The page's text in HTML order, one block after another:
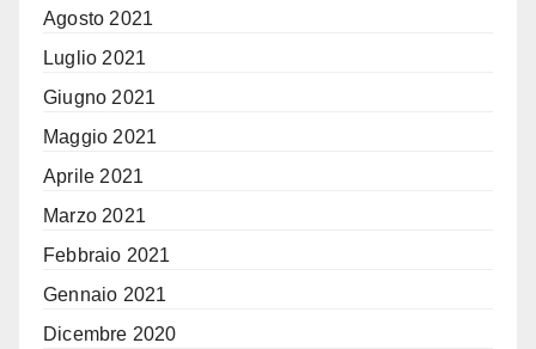
Agosto 2021
Luglio 2021
Giugno 2021
Maggio 2021
Aprile 2021
Marzo 2021
Febbraio 2021
Gennaio 2021
Dicembre 2020